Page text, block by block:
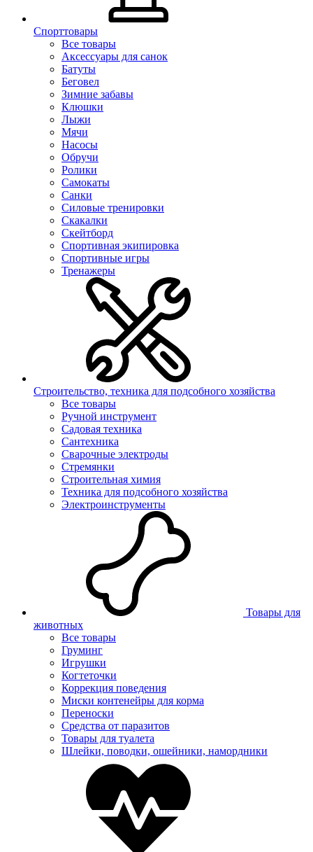
Спорттовары
Все товары
Аксессуары для санок
Батуты
Беговел
Зимние забавы
Клюшки
Лыжи
Мячи
Насосы
Обручи
Ролики
Самокаты
Санки
Силовые тренировки
Скакалки
Скейтборд
Спортивная экипировка
Спортивные игры
Тренажеры
Строительство, техника для подсобного хозяйства
Все товары
Ручной инструмент
Садовая техника
Сантехника
Сварочные электроды
Стремянки
Строительная химия
Техника для подсобного хозяйства
Электроинструменты
Товары для
животных
Все товары
Груминг
Игрушки
Когтеточки
Коррекция поведения
Миски контенейры для корма
Переноски
Средства от паразитов
Товары для туалета
Шлейки, поводки, ошейники, намордники